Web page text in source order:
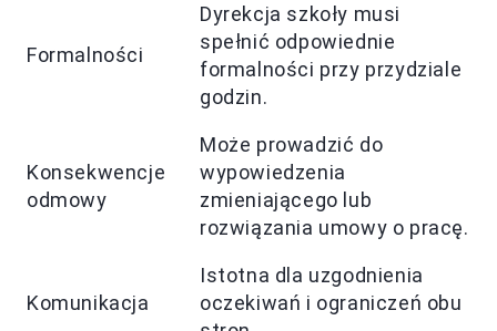
Formalności
Dyrekcja szkoły musi
spełnić odpowiednie
formalności przy przydziale
godzin.
Konsekwencje
odmowy
Może prowadzić do
wypowiedzenia
zmieniającego lub
rozwiązania umowy o pracę.
Komunikacja
Istotna dla uzgodnienia
oczekiwań i ograniczeń obu